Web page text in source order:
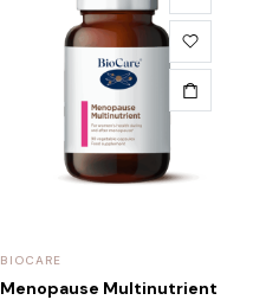
BIOCARE
Menopause Multinutrient